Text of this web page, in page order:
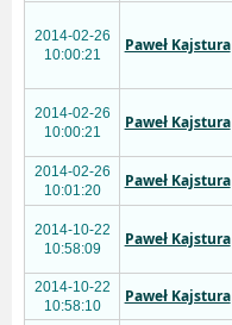
2014-02-26
10:00:21
Paweł Kajstura
2014-02-26
10:00:21
Paweł Kajstura
2014-02-26
10:01:20
Paweł Kajstura
2014-10-22
10:58:09
Paweł Kajstura
2014-10-22
10:58:10
Paweł Kajstura